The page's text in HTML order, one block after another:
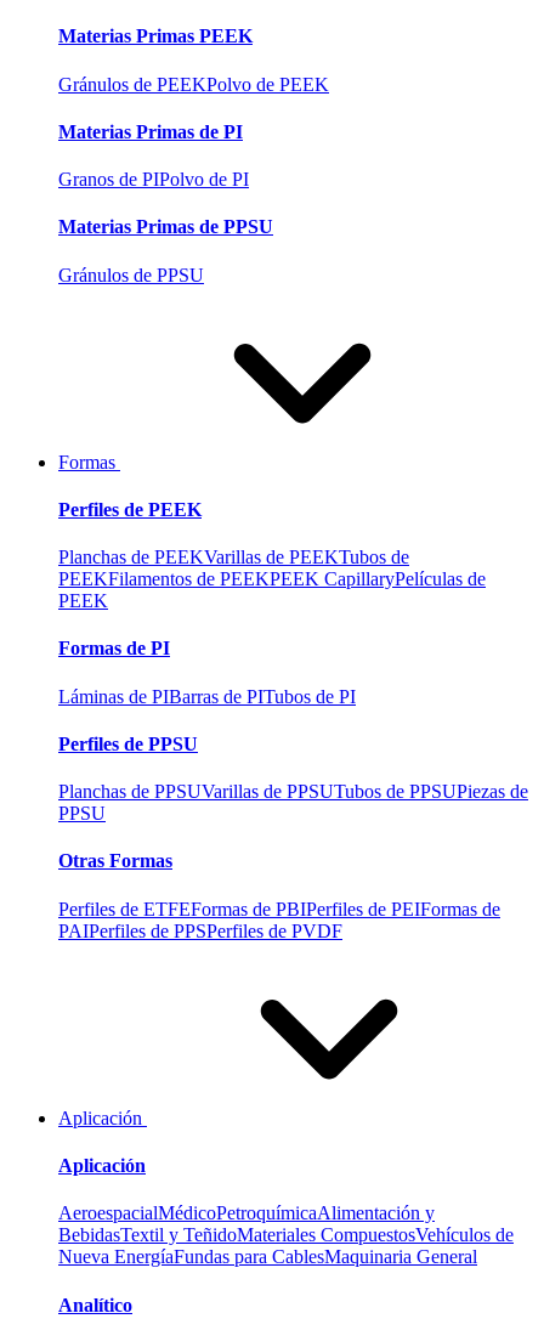
Materias Primas PEEK
Gránulos de PEEKPolvo de PEEK
Materias Primas de PI
Granos de PIPolvo de PI
Materias Primas de PPSU
Gránulos de PPSU
Formas
Perfiles de PEEK
Planchas de PEEKVarillas de PEEKTubos de
PEEKFilamentos de PEEKPEEK CapillaryPelículas de
PEEK
Formas de PI
Láminas de PIBarras de PITubos de PI
Perfiles de PPSU
Planchas de PPSUVarillas de PPSUTubos de PPSUPiezas de
PPSU
Otras Formas
Perfiles de ETFEFormas de PBIPerfiles de PEIFormas de
PAIPerfiles de PPSPerfiles de PVDF
Aplicación
Aplicación
AeroespacialMédicoPetroquímicaAlimentación y
BebidasTextil y TeñidoMateriales CompuestosVehículos de
Nueva EnergíaFundas para CablesMaquinaria General
Analítico